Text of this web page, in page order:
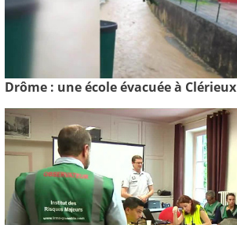
Drôme : une école évacuée à Clérieux